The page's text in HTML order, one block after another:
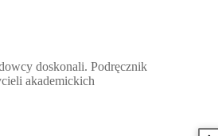
doskonali. Podręcznik nauczycieli
doskonali. Podręcznik
akademickich